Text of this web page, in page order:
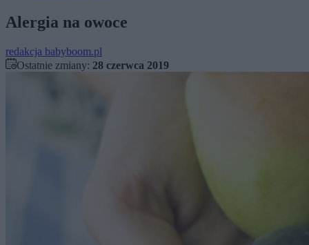
Alergia na owoce
redakcja babyboom.pl
Ostatnie zmiany: 28 czerwca 2019